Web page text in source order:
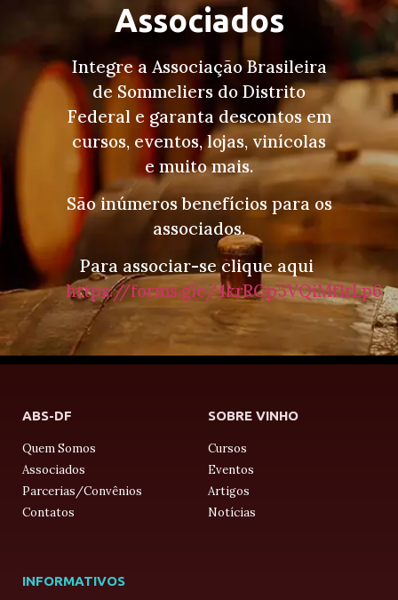
Associados
Integre a Associação Brasileira
de Sommeliers do Distrito
Federal e garanta descontos em
cursos, eventos, lojas, vinícolas
e muito mais.
São inúmeros benefícios para os
associados.
Para associar-se clique aqui
https://forms.gle/4krRGp5VQiMf1rLp6
ABS-DF
Quem Somos
Associados
Parcerias/Convênios
Contatos
SOBRE VINHO
Cursos
Eventos
Artigos
Notícias
INFORMATIVOS